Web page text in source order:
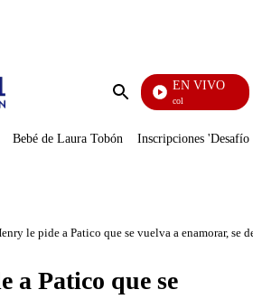
Enviar
EN VIVO
Noticias Caracol
Bebé de Laura Tobón Inscripciones 'Desafío'
le pide a Patico que se vuelva a enamorar, se
a Patico que se